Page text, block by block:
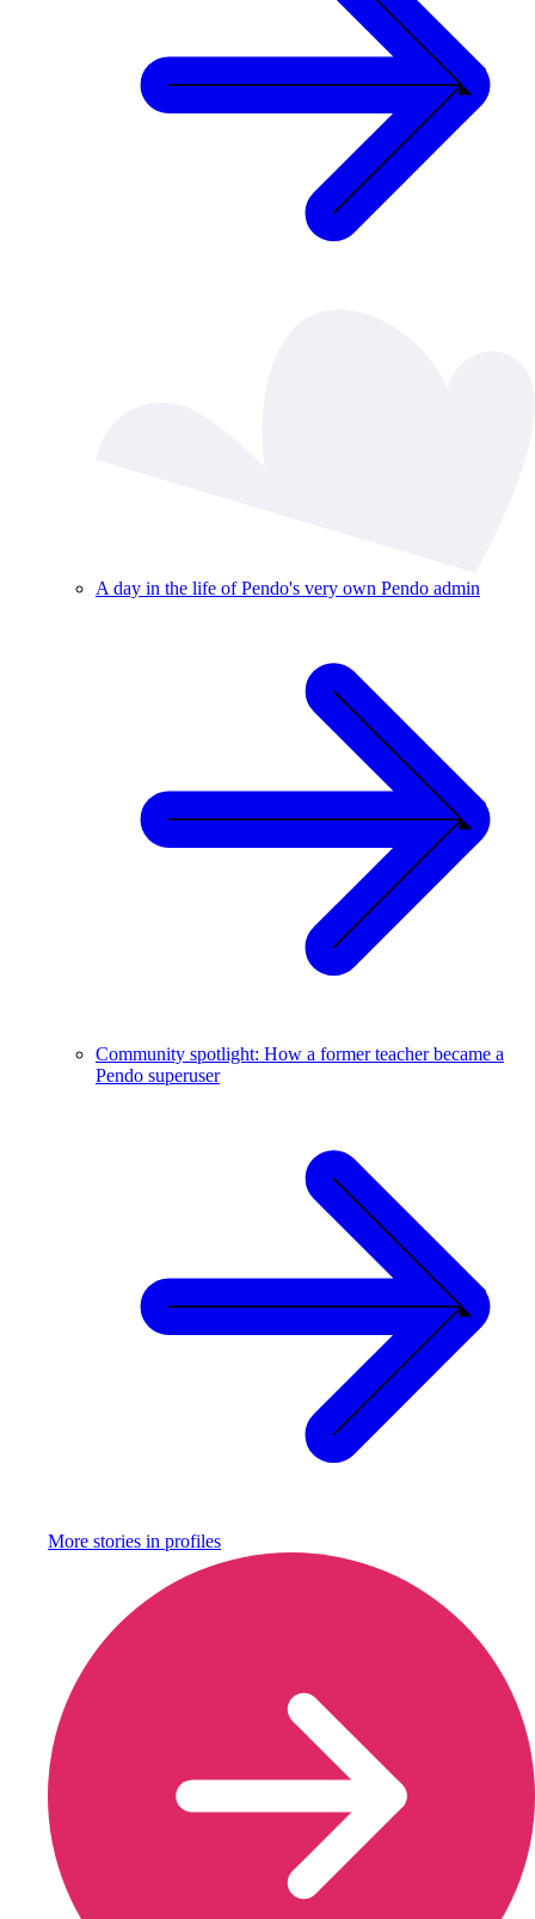
A day in the life of Pendo's very own Pendo admin
Community spotlight: How a former teacher became a
Pendo superuser
More stories in profiles